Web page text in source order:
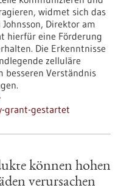
widmet sich das
Direktor am
hierfür eine Förderung
Die Erkenntnisse
zelluläre
besseren Verständnis
grant-gestartet
können hohen
verursachen